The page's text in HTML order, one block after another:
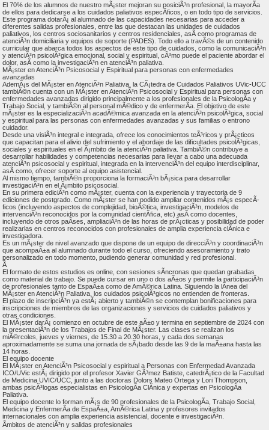
El 70% de los alumnos de nuestro mÃ¡ster mejoran su posiciÃ³n profesional, la mayorÃ­a
de ellos para dedicarse a los cuidados paliativos especÃ­ficos, o en todo tipo de servicios.
Este programa dotarÃ¡ al alumnado de las capacidades necesarias para acceder a
diferentes salidas profesionales, entre las que destacan las unidades de cuidados
paliativos, los centros sociosanitarios y centros residenciales, asÃ­ como programas de
atenciÃ³n domiciliaria y equipos de soporte (PADES). Todo ello a travÃ©s de un contenido
curricular que abarca todos los aspectos de este tipo de cuidados, como la comunicaciÃ³n
y atenciÃ³n psicolÃ³gica emocional, social y espiritual, cÃ³mo puede el paciente abordar el
dolor, asÃ­ como la investigaciÃ³n en atenciÃ³n paliativa.
MÃ¡ster en AtenciÃ³n Psicosocial y Espiritual para personas con enfermedades
avanzadas
AdemÃ¡s del MÃ¡ster en AtenciÃ³n Paliativa, la CÃ¡tedra de Cuidados Paliativos UVic-UCC
tambiÃ©n cuenta con un MÃ¡ster en AtenciÃ³n Psicosocial y Espiritual para personas con
enfermedades avanzadas dirigido principalmente a los profesionales de la PsicologÃ­a y
Trabajo Social, y tambiÃ©n al personal mÃ©dico y de enfermerÃ­a. El objetivo de este
mÃ¡ster es la especializaciÃ³n acadÃ©mica avanzada en la atenciÃ³n psicolÃ³gica, social
y espiritual para las personas con enfermedades avanzadas y sus familias o entrono
cuidador.
Desde una visiÃ³n integral e integrada, ofrece los conocimientos teÃ³ricos y prÃ¡cticos
que capacitan para el alivio del sufrimiento y el abordaje de las dificultades psicolÃ³gicas,
sociales y espirituales en el Ã¡mbito de la atenciÃ³n paliativa. TambiÃ©n contribuye a
desarrollar habilidades y competencias necesarias para llevar a cabo una adecuada
atenciÃ³n psicosocial y espiritual, integrada en la intervenciÃ³n del equipo interdisciplinar,
asÃ­ como, ofrecer soporte al equipo asistencial.
Al mismo tiempo, tambiÃ©n proporciona la formaciÃ³n bÃ¡sica para desarrollar
investigaciÃ³n en el Ã¡mbito psicosocial.
En su primera ediciÃ³n como mÃ¡ster, cuenta con la experiencia y trayectoria de 9
ediciones de postgrado. Como mÃ¡ster se han podido ampliar contenidos mÃ¡s especÃ­
ficos (incluyendo aspectos de complejidad, bioÃ©tica, investigaciÃ³n, modelos de
intervenciÃ³n reconocidos por la comunidad cientÃ­fica, etc) asÃ­ como docentes,
incluyendo de otros paÃ­ses, ampliaciÃ³n de las horas de prÃ¡cticas y posibilidad de poder
realizarlas en centros reconocidos con profesionales de amplia experiencia clÃ­nica e
investigadora.
Es un mÃ¡ster de nivel avanzado que dispone de un equipo de direcciÃ³n y coordinaciÃ³n
que acompaÃ±a al alumnado durante todo el curso, ofreciendo asesoramiento y trato
personalizado en todo momento, pudiendo generar comunidad y red profesional.
Â
El formato de estos estudios es online, con sesiones sÃ­ncronas que quedan grabadas
como material de trabajo. Se puede cursar en uno o dos aÃ±os y permite la participaciÃ³n
de profesionales tanto de EspaÃ±a como de AmÃ©rica Latina. Siguiendo la lÃ­nea del
MÃ¡ster en AtenciÃ³n Paliativa, los cuidados psicolÃ³gicos no entienden de fronteras.
El plazo de inscripciÃ³n ya estÃ¡ abierto y tambiÃ©n se contemplan bonificaciones para
inscripciones de miembros de las organizaciones y servicios de cuidados paliativos y
otras condiciones.
El MÃ¡ster darÃ¡ comienzo en octubre de este aÃ±o y termina en septiembre de 2024 con
la presentaciÃ³n de los Trabajos de Final de MÃ¡ster. Las clases se realizan los
miÃ©rcoles, jueves y viernes, de 15.30 a 20.30 horas, y cada dos semanas
aproximadamente se suma una jornada de sÃ¡bado desde las 9 de la maÃ±ana hasta las
14 horas.
El equipo docente
El MÃ¡ster en AtenciÃ³n Psicosocial y espiritual a Personas con Enfermedad Avanzada
ICO/UVic estÃ¡ dirigido por el profesor Xavier GÃ³mez Batiste, catedrÃ¡tico de la Facultad
de Medicina UVIC/UCC, junto a las doctoras Dolors Mateo Ortega y Lori Thompson,
ambas psicÃ³logas especialistas en PsicologÃ­a ClÃ­nica y expertas en PsicologÃ­a
Paliativa.
El equipo docente lo forman mÃ¡s de 90 profesionales de la PsicologÃ­a, Trabajo Social,
Medicina y EnfermerÃ­a de EspaÃ±a, AmÃ©rica Latina y profesores invitados
internacionales con amplia experiencia asistencial, docente e investigaciÃ³n.
Ãmbitos de atenciÃ³n y salidas profesionales